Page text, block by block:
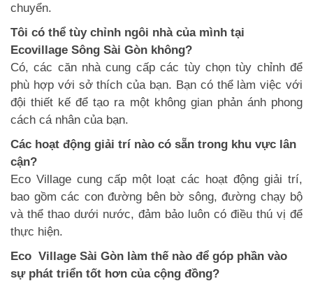
chuyển.
Tôi có thể tùy chỉnh ngôi nhà của mình tại
Ecovillage Sông Sài Gòn không?
Có, các căn nhà cung cấp các tùy chọn tùy chỉnh để
phù hợp với sở thích của bạn. Bạn có thể làm việc với
đội thiết kế để tạo ra một không gian phản ánh phong
cách cá nhân của bạn.
Các hoạt động giải trí nào có sẵn trong khu vực lân
cận?
Eco Village cung cấp một loạt các hoạt động giải trí,
bao gồm các con đường bên bờ sông, đường chạy bộ
và thể thao dưới nước, đảm bảo luôn có điều thú vị để
thực hiện.
Eco Village Sài Gòn làm thế nào để góp phần vào
sự phát triển tốt hơn của cộng đồng?